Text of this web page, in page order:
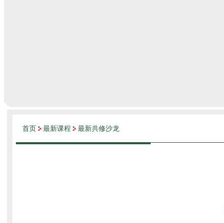
首页 最新课程 最新共修沙龙